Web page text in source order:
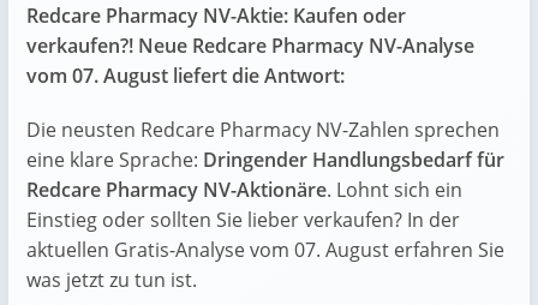
Redcare Pharmacy NV-Aktie: Kaufen oder
verkaufen?! Neue Redcare Pharmacy NV-Analyse
vom 07. August liefert die Antwort:
Die neusten Redcare Pharmacy NV-Zahlen sprechen
eine klare Sprache: Dringender Handlungsbedarf für
Redcare Pharmacy NV-Aktionäre. Lohnt sich ein
Einstieg oder sollten Sie lieber verkaufen? In der
aktuellen Gratis-Analyse vom 07. August erfahren Sie
was jetzt zu tun ist.